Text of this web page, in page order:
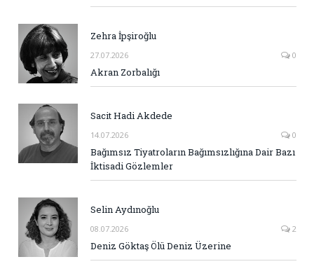
Zehra İpşiroğlu
27.07.2026 0
Akran Zorbalığı
Sacit Hadi Akdede
14.07.2026 0
Bağımsız Tiyatroların Bağımsızlığına Dair Bazı
İktisadi Gözlemler
Selin Aydınoğlu
08.07.2026 2
Deniz Göktaş Ölü Deniz Üzerine